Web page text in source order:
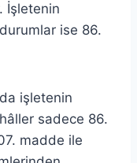
İşletenin
ise 86.
işletenin
sadece 86.
madde ile